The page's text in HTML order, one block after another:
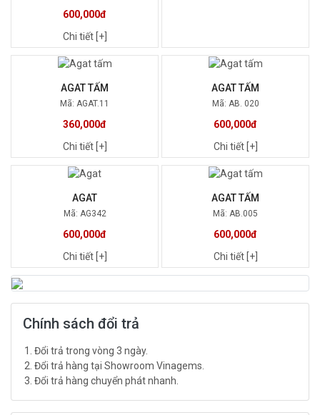
600,000đ
Chi tiết [+]
AGAT TẤM
Mã: AGAT.11
360,000đ
Chi tiết [+]
AGAT TẤM
Mã: AB. 020
600,000đ
Chi tiết [+]
AGAT
Mã: AG342
600,000đ
Chi tiết [+]
AGAT TẤM
Mã: AB.005
600,000đ
Chi tiết [+]
Chính sách đổi trả
Đổi trả trong vòng 3 ngày.
Đổi trả hàng tại Showroom Vinagems.
Đổi trả hàng chuyển phát nhanh.